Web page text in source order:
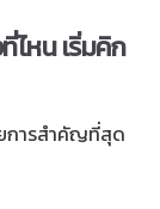
ไหน เริ่มคิก
การสำคัญที่สุด